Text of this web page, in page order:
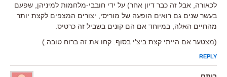
לכאורה, אבל זה כבר דיון אחר) על ידי חובבי-מלחמות למיניהן, שפעם
בעשר שנים גם רואים הופעה של מוריסי, יצורים המצפים לקצת יותר
מהחיים האלה, במיוחד אם הם קונים בשביל זה כרטיס.
(מצטער אם הייתי קצת ביצ'י בסוף. קחו את זה ברוח טובה.)
REPLY